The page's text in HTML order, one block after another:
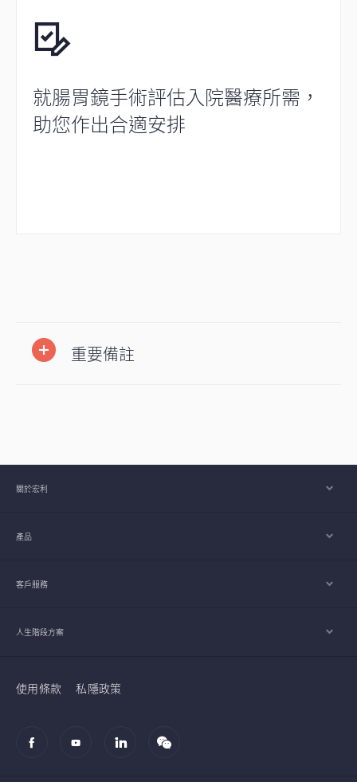
就腸胃鏡手術評估入院醫療所需，
助您作出合適安排
重要備註
關於宏利
產品
客戶服務
人生階段方案
使用條款 私隱政策